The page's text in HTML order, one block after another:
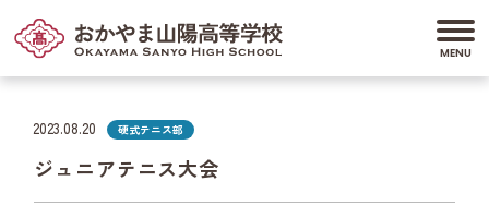
2023.08.20 硬式テニス部
ジュニアテニス大会